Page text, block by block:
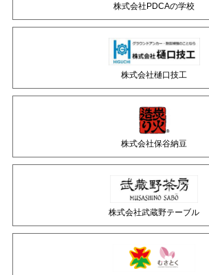
株式会社PDCAの学校
株式会社樋口技工
株式会社保谷納豆
株式会社武蔵野テーブル